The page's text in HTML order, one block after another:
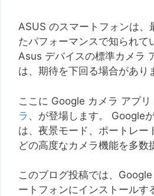
ASUS のスマートフォンは、
たパフォーマンスで知られて
Asus デバイスの標準カメラ
は、期待を下回る場合があり
ここに Google カメラ アプリ
ラ 、が登場します。 Google
は、夜景モード、ポートレー
どの高度なカメラ機能を多数
このブログ投稿では、
ートフォンにインストールす